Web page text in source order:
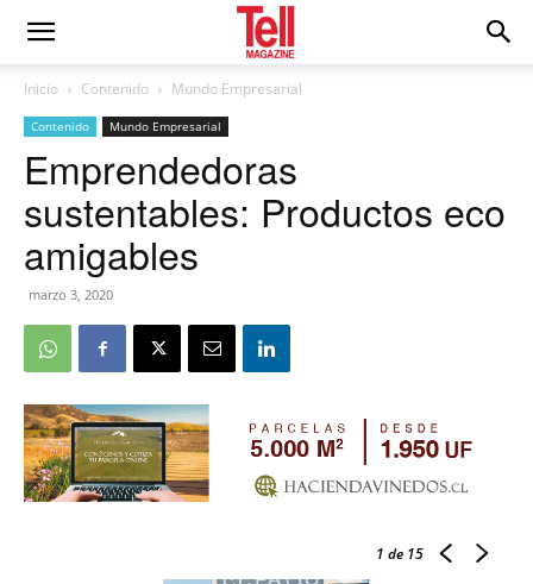
Inicio Contenido Mundo Empresarial
Contenido Mundo Empresarial
Emprendedoras
sustentables: Productos eco
amigables
marzo 3, 2020
1 de 15